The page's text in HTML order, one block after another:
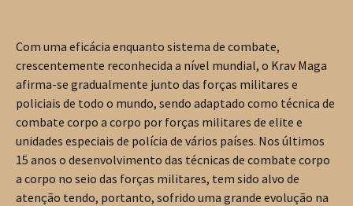
Com uma eficácia enquanto sistema de combate,
crescentemente reconhecida a nível mundial, o Krav Maga
afirma-se gradualmente junto das forças militares e
policiais de todo o mundo, sendo adaptado como técnica de
combate corpo a corpo por forças militares de elite e
unidades especiais de polícia de vários países. Nos últimos
15 anos o desenvolvimento das técnicas de combate corpo
a corpo no seio das forças militares, tem sido alvo de
atenção tendo, portanto, sofrido uma grande evolução na